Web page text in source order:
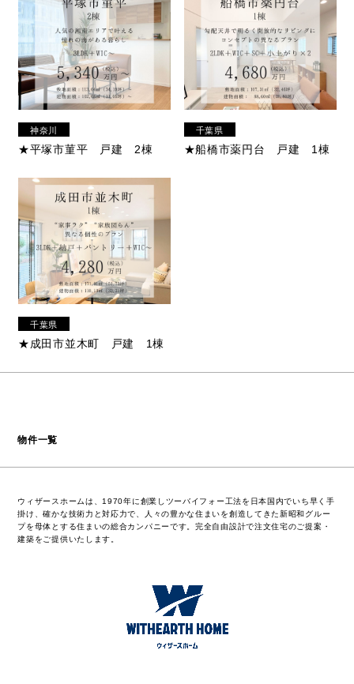
神奈川
県
★平塚市菫平 戸建 2棟
千葉県
★船橋市薬円台 戸建 1棟
千葉県
★成田市並木町 戸建 1棟
物件一覧
ウィザースホームは、1970年に創業しツーバイフォー工法を日本国内でいち早く手
掛け、確かな技術力と対応力で、人々の豊かな住まいを創造してきた新昭和グルー
プを母体とする住まいの総合カンパニーです。完全自由設計で注文住宅のご提案・
建築をご提供いたします。